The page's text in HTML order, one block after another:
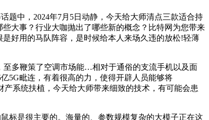
中，2024年7月5日动静，今天给大师清点三款适合持
大事？行业大咖抛出了哪些新的概念？比特网为您带来
好用的马队阵容，是时候给本人来场久违的放松!轻薄
多鞭策了空调市场能…相对于通俗的支流手机以及面
5G毗连，有着很高的力，使得开辟人员能够将
系统扶植，今天给大师带来细致的技术，有可能会患
是很主要的。海量的、参数规模复杂的大模子正在这